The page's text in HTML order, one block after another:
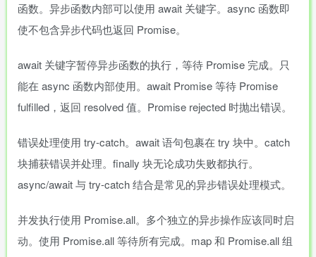
函数。异步函数内部可以使用 await 关键字。async 函数即
使不包含异步代码也返回 Promise。
await 关键字暂停异步函数的执行，等待 Promise 完成。只
能在 async 函数内部使用。await Promise 等待 Promise
fulfilled，返回 resolved 值。Promise rejected 时抛出错误。
错误处理使用 try-catch。await 语句包裹在 try 块中。catch
块捕获错误并处理。finally 块无论成功失败都执行。
async/await 与 try-catch 结合是常见的异步错误处理模式。
并发执行使用 Promise.all。多个独立的异步操作应该同时启
动。使用 Promise.all 等待所有完成。map 和 Promise.all 组